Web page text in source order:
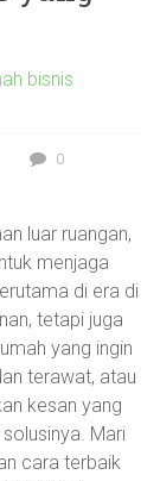
bisnis
0
luar ruangan,
menjaga
di era di
tetapi juga
yang ingin
terawat, atau
kesan yang
Mari
cara terbaik